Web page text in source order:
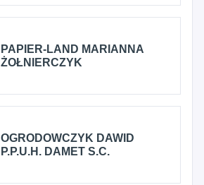
PAPIER-LAND MARIANNA
ŻOŁNIERCZYK
OGRODOWCZYK DAWID
P.P.U.H. DAMET S.C.